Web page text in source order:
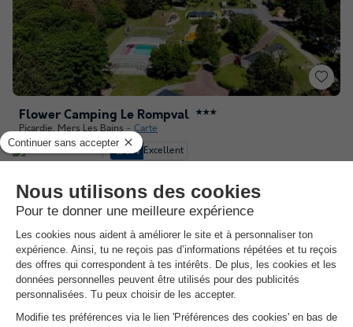
Flower Camping Le Rompval ★★★
Picardie,Mers Les Bains Carte
8.4 Excellent
Piscine couverte découvrable chauffée
Plage à 2,5 km
Voir les autres disponibilités